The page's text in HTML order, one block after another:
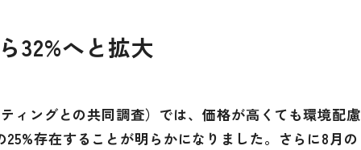
32%へと拡大
ィングとの共同調査）では、価格が高くても環境配慮
存在することが明らかになりました。さらに8月の